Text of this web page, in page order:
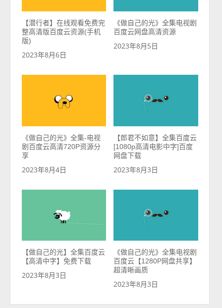
【潜行者】在线观看免费完
整高清版百度云资源(手机
版)
2023年8月6日
《做自己的光》全集电视剧
百度云网盘高清资源
2023年8月5日
《做自己的光》全集-电视
剧百度云高清720P资源分
享
2023年8月4日
【郎君不如意】全集百度云
[1080p高清电影中字]百度
网盘下载
2023年8月3日
【做自己的光】全集百度云
【高清中字】免费下载
2023年8月3日
《做自己的光》全集电视剧
百度云【1280P网盘共享】
超清晰画质
2023年8月3日